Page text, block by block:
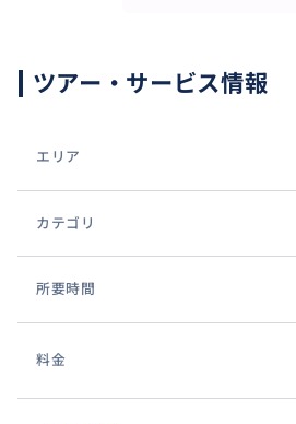
ツアー・サービス情報
エリア
カテゴリ
所要時間
料金